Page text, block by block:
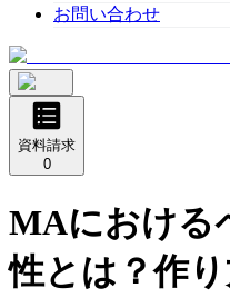
お問い合わせ
資料請求
0
MAにおける
性とは？作り